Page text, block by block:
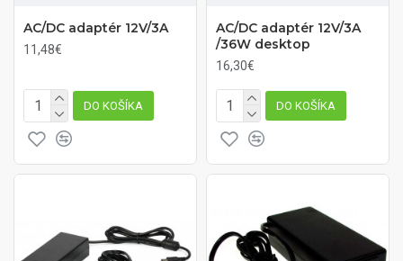
AC/DC adaptér 12V/3A
11,48€
DO KOŠÍKA
AC/DC adaptér 12V/3A
/36W desktop
16,30€
DO KOŠÍKA